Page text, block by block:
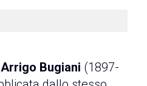
Arrigo Bugiani (1897-